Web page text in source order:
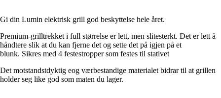
Gi din Lumin elektrisk grill god beskyttelse hele året.
Premium-grilltrekket i full størrelse er lett, men slitesterkt. Det er lett å
håndtere slik at du kan fjerne det og sette det på igjen på et
blunk. Sikres med 4 festestropper som festes til stativet
Det motstandstdyktig eog værbestandige materialet bidrar til at grillen
holder seg like god som maten du lager.